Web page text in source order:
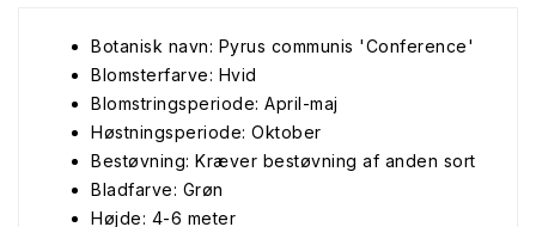
Botanisk navn: Pyrus communis 'Conference'
Blomsterfarve: Hvid
Blomstringsperiode: April-maj
Høstningsperiode: Oktober
Bestøvning: Kræver bestøvning af anden sort
Bladfarve: Grøn
Højde: 4-6 meter